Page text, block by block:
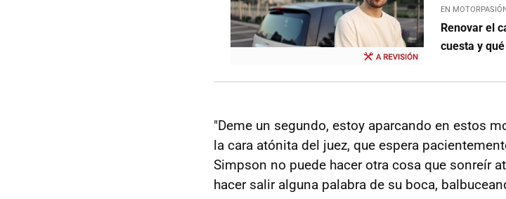
EN
Renovar el
cuesta y
"Deme un segundo, estoy aparcando en estos
la cara atónita del juez, que espera
Simpson no puede hacer otra cosa que sonreír
hacer salir alguna palabra de su boca,